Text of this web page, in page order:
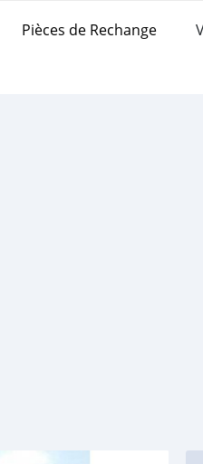
Pièces de Rechange